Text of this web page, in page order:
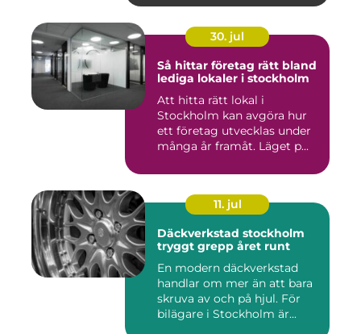
30. jul
Så hittar företag rätt bland
lediga lokaler i stockholm
Att hitta rätt lokal i
Stockholm kan avgöra hur
ett företag utvecklas under
många år framåt. Läget p...
11. jul
Däckverkstad stockholm
tryggt grepp året runt
En modern däckverkstad
handlar om mer än att bara
skruva av och på hjul. För
bilägare i Stockholm är...